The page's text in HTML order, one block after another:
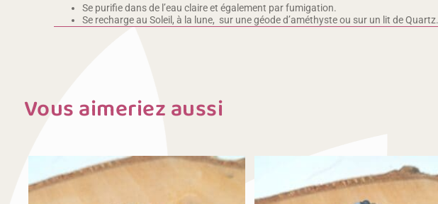
Se purifie dans de l’eau claire et également par fumigation.
Se recharge au Soleil, à la lune, sur une géode d’améthyste ou sur un lit de Quartz.
Vous aimeriez aussi